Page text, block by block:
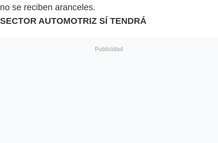
no se reciben aranceles.
SECTOR AUTOMOTRIZ SÍ TENDRÁ